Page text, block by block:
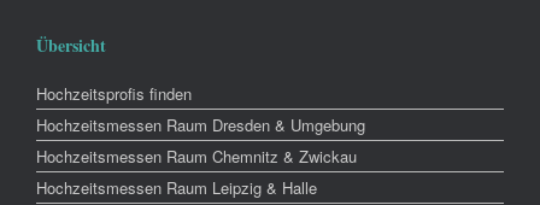
Übersicht
Hochzeitsprofis finden
Hochzeitsmessen Raum Dresden & Umgebung
Hochzeitsmessen Raum Chemnitz & Zwickau
Hochzeitsmessen Raum Leipzig & Halle